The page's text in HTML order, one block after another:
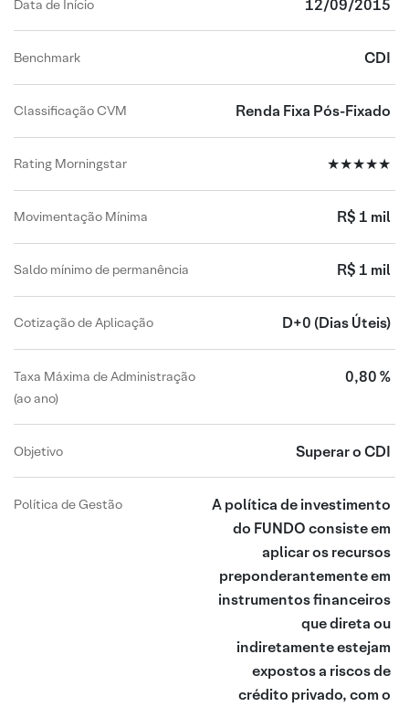
Data de Início 12/09/2015
Benchmark CDI
Classificação CVM Renda Fixa Pós-Fixado
Rating Morningstar ★★★★★
Movimentação Mínima R$ 1 mil
Saldo mínimo de permanência R$ 1 mil
Cotização de Aplicação D+0 (Dias Úteis)
Taxa Máxima de Administração
(ao ano)
0,80 %
Objetivo Superar o CDI
Política de Gestão
A política de investimento
do FUNDO consiste em
aplicar os recursos
preponderantemente em
instrumentos financeiros
que direta ou
indiretamente estejam
expostos a riscos de
crédito privado, com o